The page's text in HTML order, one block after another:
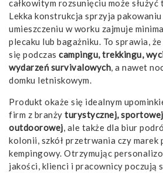
całkowitym rozsunięciu może służyć
Lekka konstrukcja sprzyja pakowaniu
umieszczeniu w worku zajmuje
plecaku lub bagażniku. To sprawia,
się podczas campingu, trekkingu,
wydarzeń survivalowych, a nawet
domku letniskowym.
Produkt okaże się idealnym
firm z branży turystycznej,
outdoorowej, ale także dla biur
kolonii, szkół przetrwania czy marek
kempingowy. Otrzymując
jakości, klienci i pracownicy poczują